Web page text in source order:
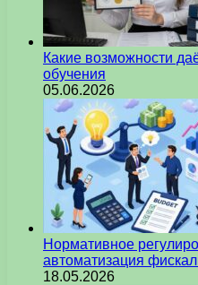
Какие возможности
обучения
05.06.2026
Нормативное
автоматизация
18.05.2026